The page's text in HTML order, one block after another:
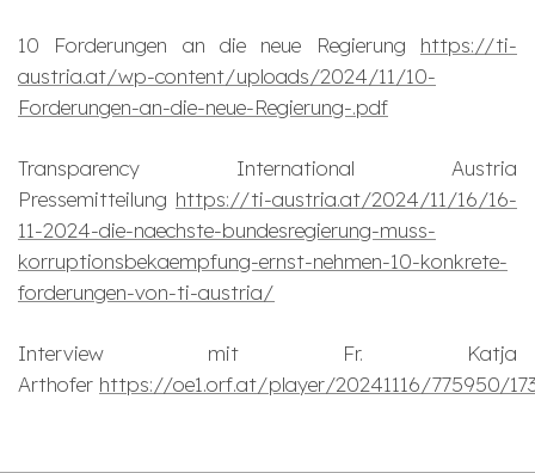
10 Forderungen an die neue Regierung https://ti-
austria.at/wp-content/uploads/2024/11/10-
Forderungen-an-die-neue-Regierung-.pdf
Transparency International Austria
Pressemitteilung https://ti-austria.at/2024/11/16/16-
11-2024-die-naechste-bundesregierung-muss-
korruptionsbekaempfung-ernst-nehmen-10-konkrete-
forderungen-von-ti-austria/
Interview mit Fr. Katja
Arthofer https://oe1.orf.at/player/20241116/775950/